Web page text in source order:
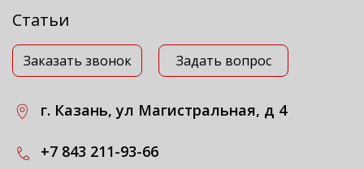
Статьи
Заказать звонок Задать вопрос
г. Казань, ул Магистральная, д 4
+7 843 211-93-66